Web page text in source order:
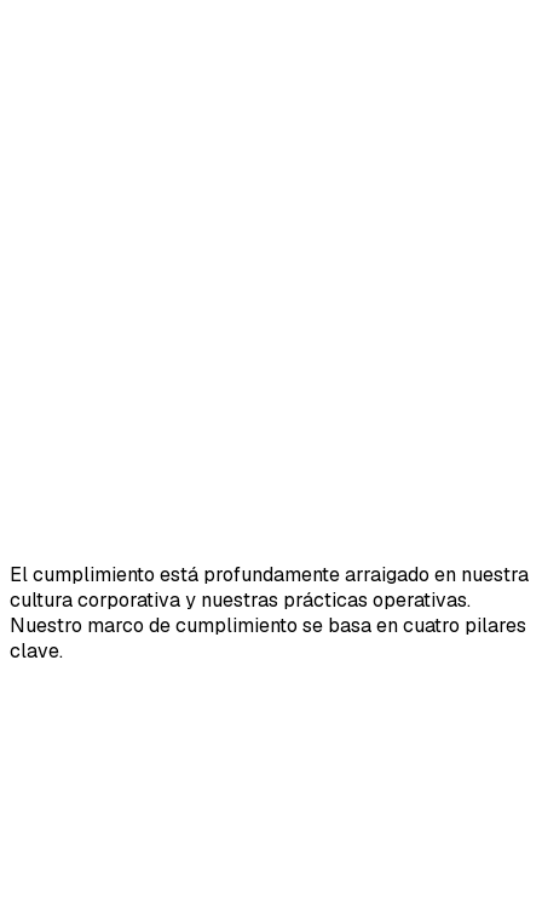
El cumplimiento está profundamente arraigado en nuestra
cultura corporativa y nuestras prácticas operativas.
Nuestro marco de cumplimiento se basa en cuatro pilares
clave.